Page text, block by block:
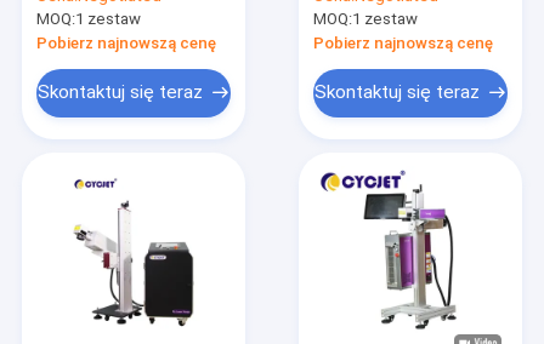
MOQ:1 zestaw
Pobierz najnowszą cenę
Skontaktuj się teraz
butelek Przemysłowy
koder atramentowy
MOQ:1 zestaw
Pobierz najnowszą cenę
Skontaktuj się teraz